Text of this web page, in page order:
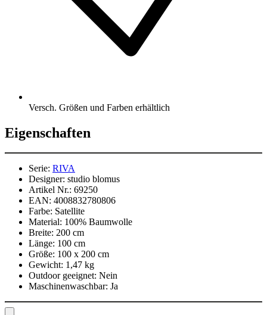
Versch. Größen und Farben erhältlich
Eigenschaften
Serie: RIVA
Designer: studio blomus
Artikel Nr.: 69250
EAN: 4008832780806
Farbe: Satellite
Material: 100% Baumwolle
Breite: 200 cm
Länge: 100 cm
Größe: 100 x 200 cm
Gewicht: 1,47 kg
Outdoor geeignet: Nein
Maschinenwaschbar: Ja